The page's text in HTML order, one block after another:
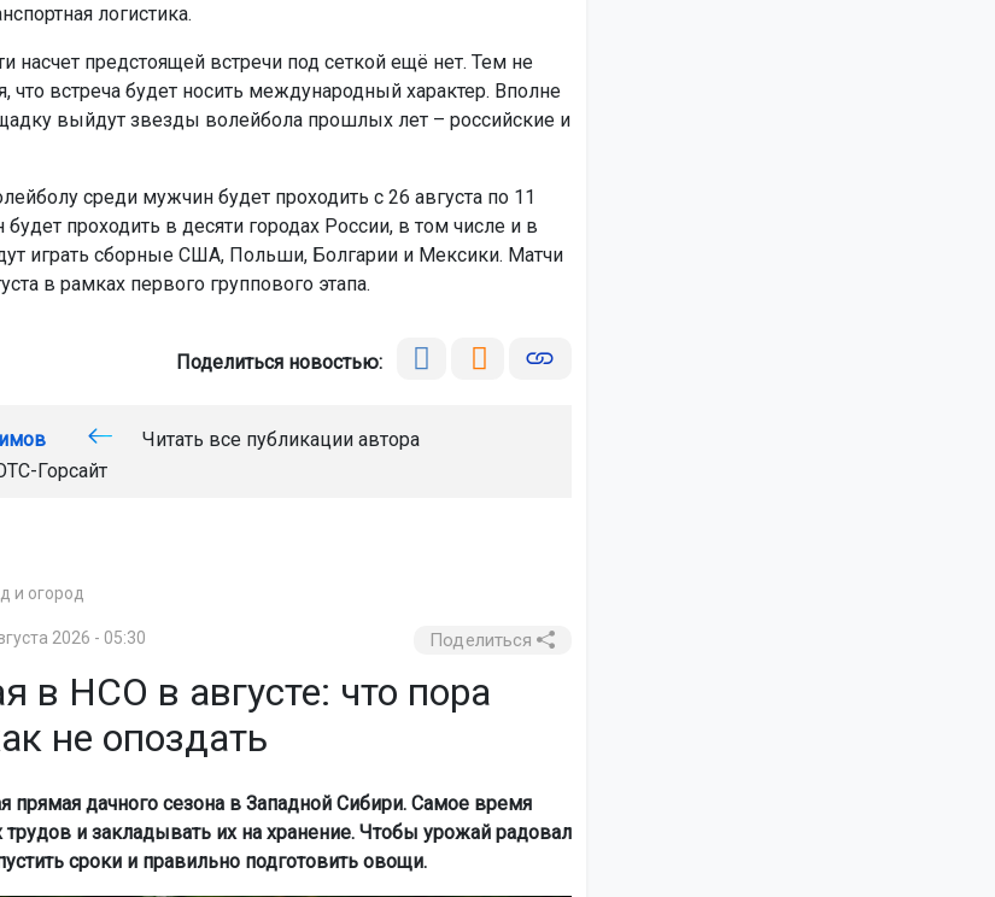
логистика.
насчет предстоящей встречи под сеткой ещё нет. Тем не
что встреча будет носить международный характер. Вполне
выйдут звезды волейбола прошлых лет – российские и
среди мужчин будет проходить с 26 августа по 11
будет проходить в десяти городах России, в том числе и в
играть сборные США, Польши, Болгарии и Мексики. Матчи
в рамках первого группового этапа.
Поделиться новостью:
Читать все публикации автора
Горсайт
и огород
2026 - 05:30 Поделиться
в НСО в августе: что пора
не опоздать
прямая дачного сезона в Западной Сибири. Самое время
и закладывать их на хранение. Чтобы урожай радовал
сроки и правильно подготовить овощи.